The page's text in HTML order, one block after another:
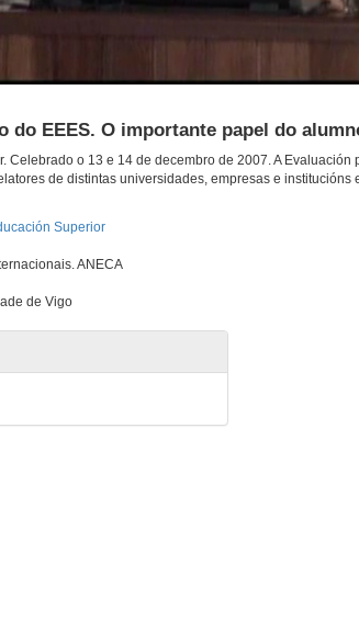
do EEES. O importante papel do
Celebrado o 13 e 14 de decembro de 2007. A
de distintas universidades, empresas e
Superior
ANECA
de Vigo